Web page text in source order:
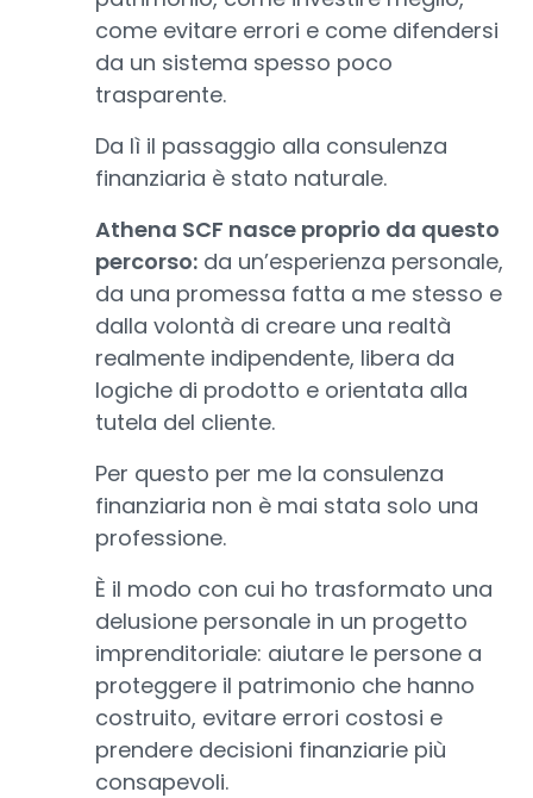
come evitare errori e come difendersi
da un sistema spesso poco
trasparente.
Da lì il passaggio alla consulenza
finanziaria è stato naturale.
Athena SCF nasce proprio da questo
percorso: da un’esperienza personale,
da una promessa fatta a me stesso e
dalla volontà di creare una realtà
realmente indipendente, libera da
logiche di prodotto e orientata alla
tutela del cliente.
Per questo per me la consulenza
finanziaria non è mai stata solo una
professione.
È il modo con cui ho trasformato una
delusione personale in un progetto
imprenditoriale: aiutare le persone a
proteggere il patrimonio che hanno
costruito, evitare errori costosi e
prendere decisioni finanziarie più
consapevoli.